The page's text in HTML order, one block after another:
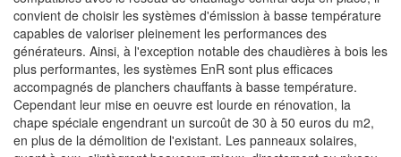
convient de choisir les systèmes d'émission à basse température
capables de valoriser pleinement les performances des
générateurs. Ainsi, à l'exception notable des chaudières à bois les
plus performantes, les systèmes EnR sont plus efficaces
accompagnés de planchers chauffants à basse température.
Cependant leur mise en oeuvre est lourde en rénovation, la
chape spéciale engendrant un surcoût de 30 à 50 euros du m2,
en plus de la démolition de l'existant. Les panneaux solaires,